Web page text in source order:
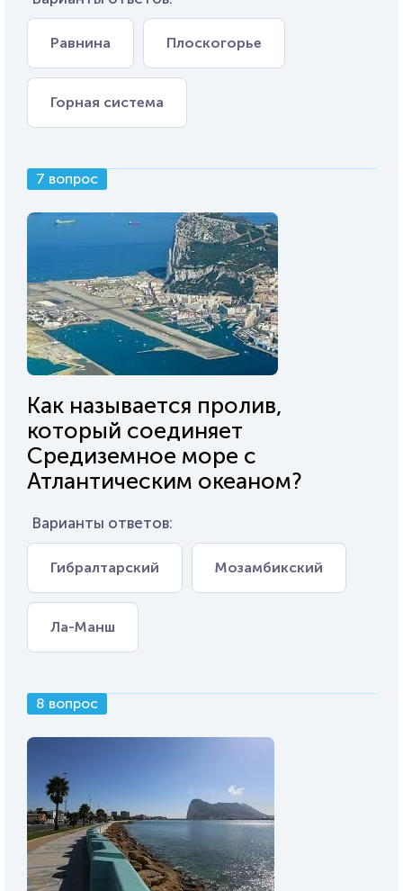
Равнина Плоскогорье
Горная система
7 вопрос
Как называется пролив,
который соединяет
Средиземное море с
Атлантическим океаном?
Варианты ответов:
Гибралтарский Мозамбикский
Ла-Манш
8 вопрос